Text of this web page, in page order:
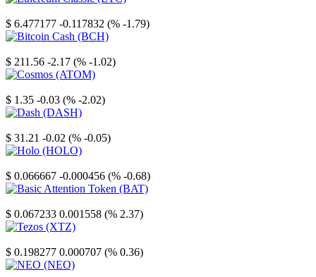
$ 6.477177 -0.117832 (% -1.79)
$ 211.56 -2.17 (% -1.02)
$ 1.35 -0.03 (% -2.02)
$ 31.21 -0.02 (% -0.05)
$ 0.066667 -0.000456 (% -0.68)
$ 0.067233 0.001558 (% 2.37)
$ 0.198277 0.000707 (% 0.36)